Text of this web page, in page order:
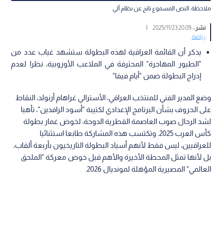
ملاحظة: النص المسموع ناتج عن نظام آلي
نشر :20:09 2025/11/23
|
رياضة
يذكر أن القائمة العراقية لهذه البطولة ستشهد غياب عدد من
"الطيور المهاجرة" المحترفة في الملاعب الأوروبية، نظرا لعدم
إدراج البطولة ضمن "أيام فيفا"
وضع المدير الفني للمنتخب العراقي، الأسترالي غراهام أرنولد، النقاط
على الحروف بشأن البرنامج الإعدادي لكتيبة "أسود الرافدين"، تأهبا
لشد الرحال صوب العاصمة القطرية الدوحة، لخوض غمار بطولة
كأس العرب 2025. وتكتسب هذه المشاركة طابعا استثنائيا
للعراقيين، ليس فقط لأنهم أسياد البطولة التاريخيون بأربعة ألقاب،
بل لأنها تمثل المحطة الأخيرة والأهم قبل خوض معركة "الملحق
العالمي" المصيرية المؤهلة لمونديال 2026.